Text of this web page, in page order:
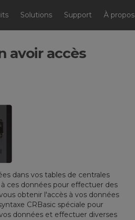
Solutions Support À propos
avoir accès
dans vos tables de centrales
ces données pour effectuer des
obtenir l'accès à vos données
CRBasic spéciale pour
données et effectuer diverses